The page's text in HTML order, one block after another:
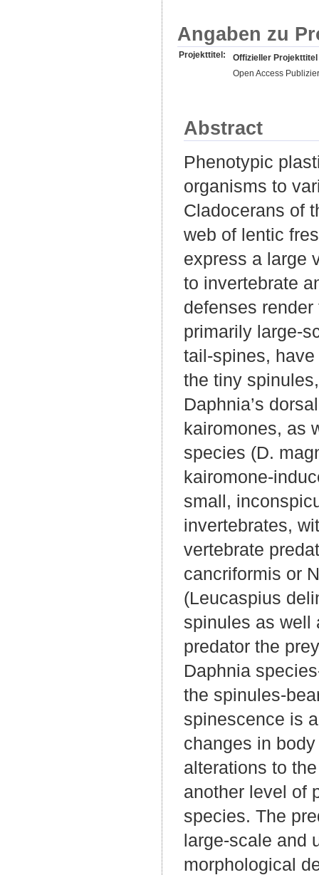
Angaben zu
Projekttitel:
Offizieller Projekttitel
Open Access
Abstract
Phenotypic
organisms to
Cladocerans of
web of lentic
express a large
to invertebrate
defenses
primarily large-
tail-spines,
the tiny
Daphnia’s
kairomones, as
species (D.
kairomone-
small,
invertebrates,
vertebrate
cancriformis or
(Leucaspius
spinules as well
predator the
Daphnia
the spinules-
spinescence is
changes in
alterations to
another level of
species. The
large-scale and
morphological